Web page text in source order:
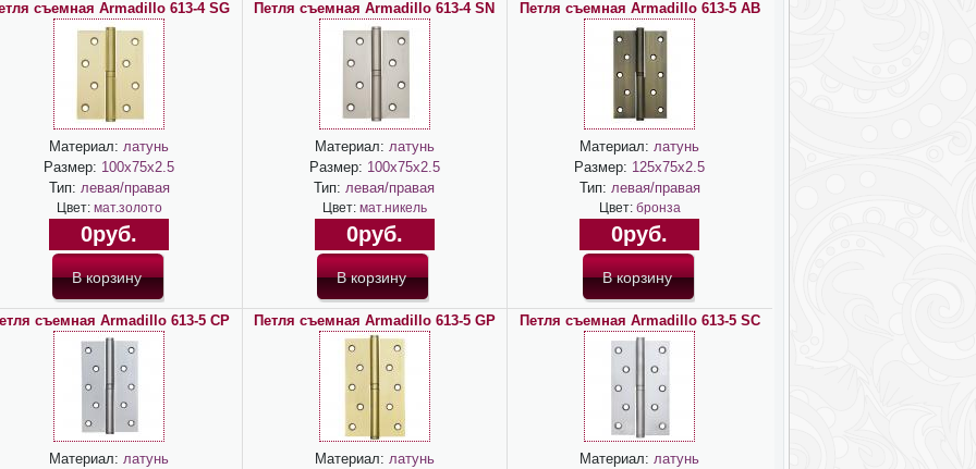
съемная Armadillo 613-4 SG
Материал: латунь
Размер: 100х75х2.5
Тип: левая/правая
Цвет: мат.золото
0руб.
Петля съемная Armadillo 613-4 SN
Материал: латунь
Размер: 100х75х2.5
Тип: левая/правая
Цвет: мат.никель
0руб.
Петля съемная Armadillo 613-5 AB
Материал: латунь
Размер: 125х75х2.5
Тип: левая/правая
Цвет: бронза
0руб.
съемная Armadillo 613-5 CP
Материал: латунь
Петля съемная Armadillo 613-5 GP
Материал: латунь
Петля съемная Armadillo 613-5 SC
Материал: латунь